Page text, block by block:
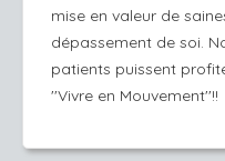
mise en valeur de
dépassement de soi.
patients puissent
''Vivre en Mouvement''!!